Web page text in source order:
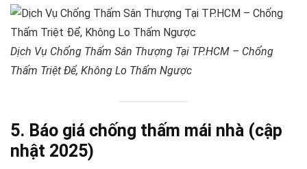
Dịch Vụ Chống Thấm Sân Thượng Tại TP.HCM – Chống
Thấm Triệt Để, Không Lo Thấm Ngược
5. Báo giá chống thấm mái nhà (cập
nhật 2025)